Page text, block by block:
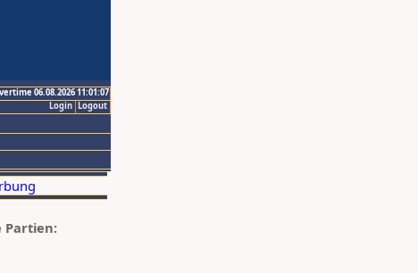
06.08.2026 11:01:07
Logout
Login
Partien: